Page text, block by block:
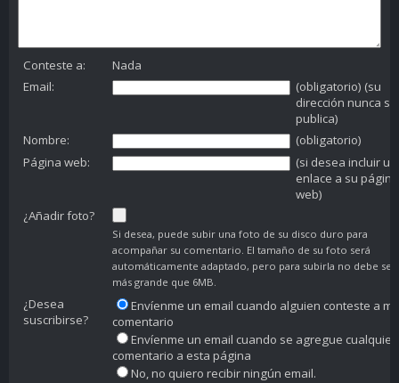
Conteste a:
Nada
Email:
(obligatorio) (su
dirección nunca se
publica)
Nombre:
(obligatorio)
Página web:
(si desea incluir un
enlace a su página
web)
¿Añadir foto?
Si desea, puede subir una foto de su disco duro para
acompañar su comentario. El tamaño de su foto será
automáticamente adaptado, pero para subirla no debe ser
más grande que 6MB.
¿Desea
suscribirse?
Envíenme un email cuando alguien conteste a mi
comentario
Envíenme un email cuando se agregue cualquier
comentario a esta página
No, no quiero recibir ningún email.